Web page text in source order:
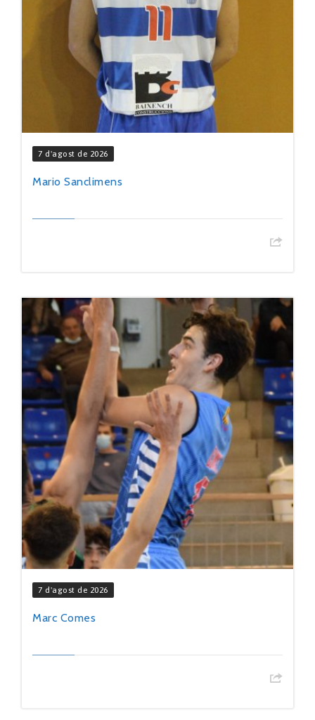
7 d'agost de 2026
Mario Sanclimens
7 d'agost de 2026
Marc Comes